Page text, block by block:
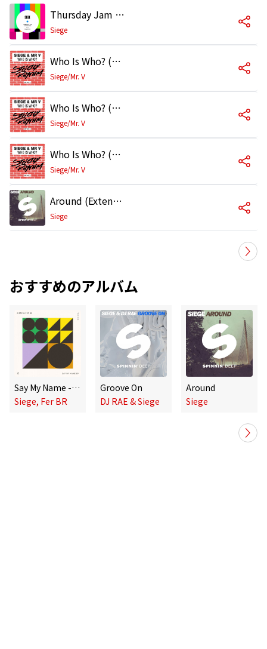
Thursday Jam (DJ Fronter Remix)
Siege
Who Is Who? (Main Mix)
Siege/Mr. V
Who Is Who? (Club Mix)
Siege/Mr. V
Who Is Who? (Dub Mix)
Siege/Mr. V
Around (Extended Mix)
Siege
おすすめのアルバム
Say My Name - EP
Siege, Fer BR
Groove On
DJ RAE & Siege
Around
Siege